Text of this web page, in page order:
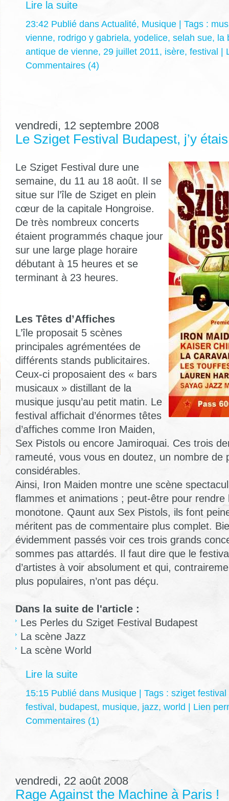
Lire la suite
23:42 Publié dans Actualité, Musique | Tags :
vienne, rodrigo y gabriela, yodelice, selah sue, la
antique de vienne, 29 juillet 2011, isère, festival |
Commentaires (4)
vendredi, 12 septembre 2008
Le Sziget Festival Budapest, j’y
Le Sziget Festival dure une
semaine, du 11 au 18 août. Il se
situe sur l’île de Sziget en plein
cœur de la capitale Hongroise.
De très nombreux concerts
étaient programmés chaque jour
sur une large plage horaire
débutant à 15 heures et se
terminant à 23 heures.
Les Têtes d’Affiches
L’île proposait 5 scènes
principales agrémentées de
différents stands publicitaires.
Ceux-ci proposaient des « bars
musicaux » distillant de la
musique jusqu’au petit matin. Le
festival affichait d’énormes têtes
d’affiches comme Iron Maiden,
Sex Pistols ou encore Jamiroquai. Ces trois
rameuté, vous vous en doutez, un nombre de
considérables.
Ainsi, Iron Maiden montre une scène
flammes et animations ; peut-être pour rendre
monotone. Qaunt aux Sex Pistols, ils font
méritent pas de commentaire plus complet.
évidemment passés voir ces trois grands
sommes pas attardés. Il faut dire que le
d’artistes à voir absolument et qui,
plus populaires, n’ont pas déçu.
Dans la suite de l'article :
Les Perles du Sziget Festival Budapest
La scène Jazz
La scène World
Lire la suite
15:15 Publié dans Musique | Tags : sziget festival
festival, budapest, musique, jazz, world | Lien
Commentaires (1)
vendredi, 22 août 2008
Rage Against the Machine à Paris !